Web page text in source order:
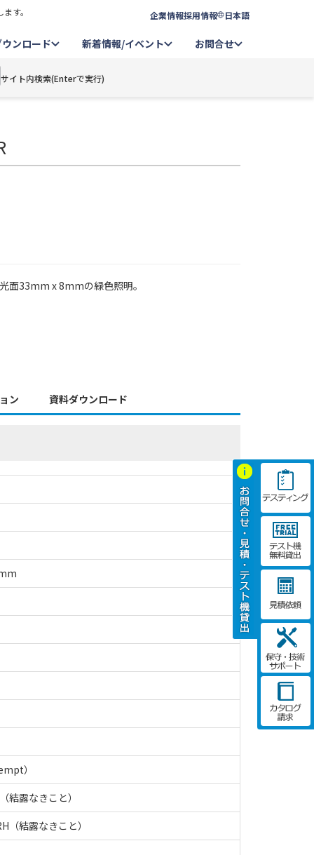
す。 企業情報採用情報 日本語
ウンロード 新着情報/イベント お問合せ
サイト内検索(Enterで実行)
面33mm x 8mmの緑色照明。
ン 資料ダウンロード
）
露なきこと）
結露なきこと）